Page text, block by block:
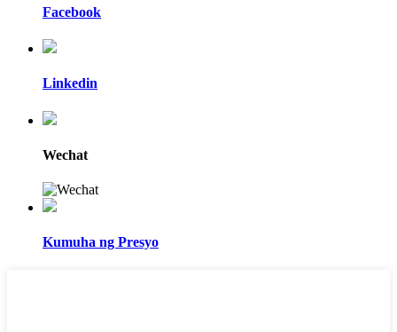
Facebook
Linkedin
Wechat
Kumuha ng Presyo